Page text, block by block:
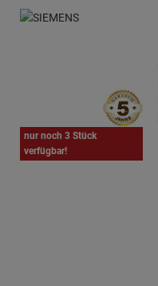
nur noch 3 Stück
verfügbar!